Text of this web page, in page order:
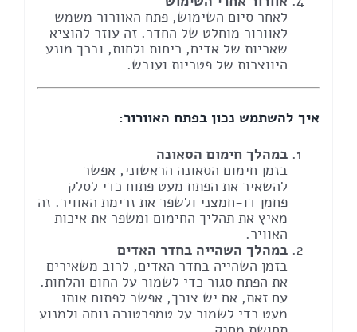
לאחר סיום השימוש, פתח האוורור משמש
לאוורור מוחלט של החדר. זה עוזר להוציא
שאריות של אדים, ריחות ולחות, ובכך מונע
היווצרות של פטריות ועובש.
איך להשתמש נכון בפתח האוורור:
במהלך חימום הסאונה
בזמן חימום הסאונה הראשוני, אפשר
להשאיר את הפתח מעט פתוח כדי לסלק
פחמן דו-חמצני ולשפר את זרימת האוויר. זה
מאיץ את תהליך החימום ומשפר את איכות
האוויר.
במהלך השהייה בחדר האדים
בזמן השהייה בחדר האדים, לרוב משאירים
את הפתח סגור כדי לשמור על החום והלחות.
עם זאת, אם יש צורך, אפשר לפתוח אותו
מעט כדי לשמור על טמפרטורה נוחה ולמנוע